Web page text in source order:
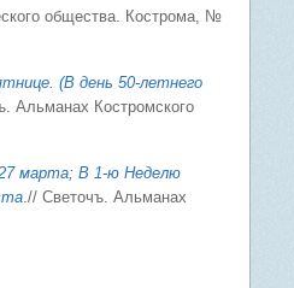
общества. Кострома, №
(В день 50-летнего
Альманах Костромского
марта; В 1-ю Неделю
.// Светочъ. Альманах